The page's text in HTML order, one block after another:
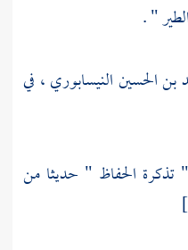
" .
الحسين النيسابوري، في
تذكرة الحفاظ " حديثا من